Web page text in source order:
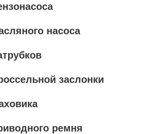
насоса
заслонки
ремня